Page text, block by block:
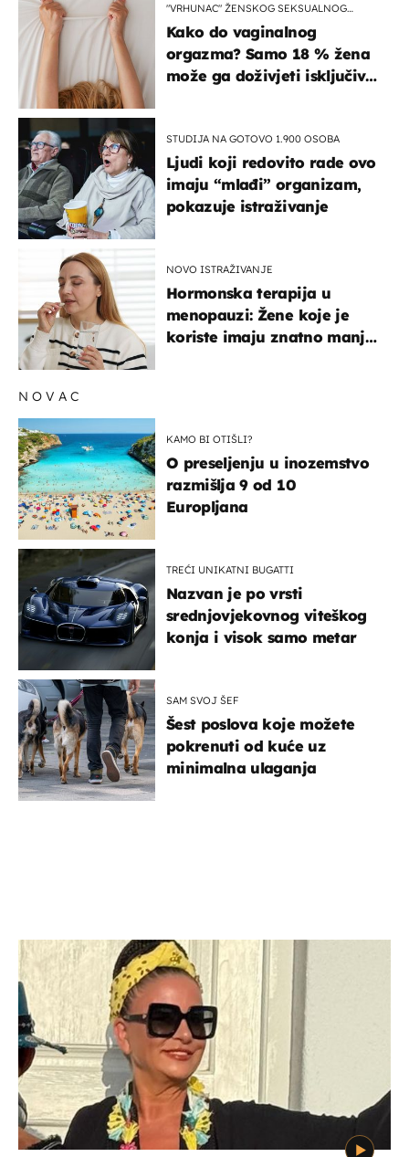
"VRHUNAC" ŽENSKOG SEKSUALNOG
Kako do vaginalnog
orgazma? Samo 18 % žena
može ga doživjeti isključivo
STUDIJA NA GOTOVO 1.900 OSOBA
Ljudi koji redovito rade ovo
imaju “mlađi” organizam,
pokazuje istraživanje
NOVO ISTRAŽIVANJE
Hormonska terapija u
menopauzi: Žene koje je
koriste imaju znatno manji
NOVAC
KAMO BI OTIŠLI?
O preseljenju u inozemstvo
razmišlja 9 od 10
Europljana
TREĆI UNIKATNI BUGATTI
Nazvan je po vrsti
srednjovjekovnog viteškog
konja i visok samo metar
SAM SVOJ ŠEF
Šest poslova koje možete
pokrenuti od kuće uz
minimalna ulaganja